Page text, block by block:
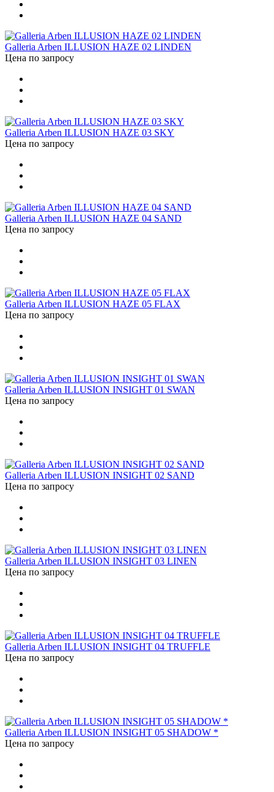
Galleria Arben ILLUSION HAZE 02 LINDEN
Цена по запросу
Galleria Arben ILLUSION HAZE 03 SKY
Цена по запросу
Galleria Arben ILLUSION HAZE 04 SAND
Цена по запросу
Galleria Arben ILLUSION HAZE 05 FLAX
Цена по запросу
Galleria Arben ILLUSION INSIGHT 01 SWAN
Цена по запросу
Galleria Arben ILLUSION INSIGHT 02 SAND
Цена по запросу
Galleria Arben ILLUSION INSIGHT 03 LINEN
Цена по запросу
Galleria Arben ILLUSION INSIGHT 04 TRUFFLE
Цена по запросу
Galleria Arben ILLUSION INSIGHT 05 SHADOW *
Цена по запросу